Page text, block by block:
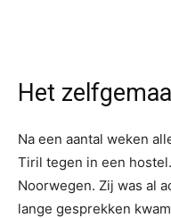
Het
Na een aantal weken
Tiril tegen in een
Noorwegen. Zij was al
lange gesprekken